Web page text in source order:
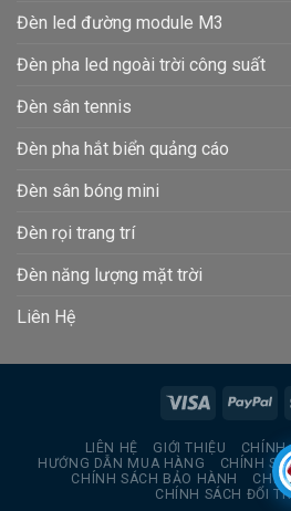
Đèn led đường module M3
Đèn pha led ngoài trời công suất
Đèn sân tennis
Đèn pha hắt biển quảng cáo
Đèn sân bóng mini
Đèn rọi trang trí
Đèn năng lượng mặt trời
Liên Hệ
LIÊN HỆ GIỚI THIỆU
CHÍNH
HƯỚNG DẪN MUA HÀNG
CHÍNH
CHÍNH SÁCH BẢO HÀNH
CHÍNH SÁCH ĐỔI